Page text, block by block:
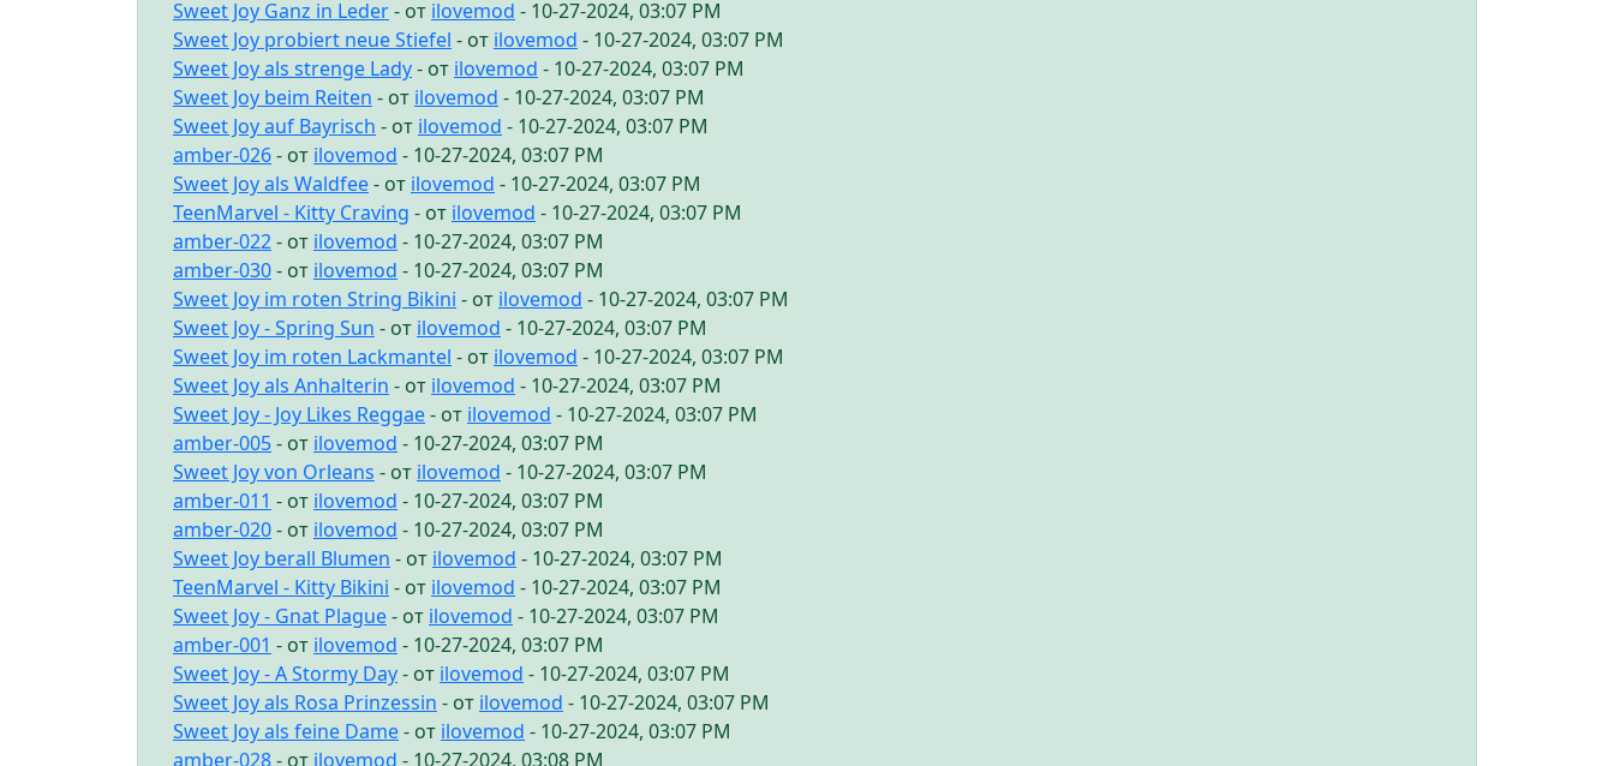
Sweet Joy Ganz in Leder- от ilovemod - 10-27-2024, 03:07 PM
Sweet Joy probiert neue Stiefel - от ilovemod - 10-27-2024, 03:07 PM
Sweet Joy als strenge Lady- от ilovemod - 10-27-2024, 03:07 PM
Sweet Joy beim Reiten - от ilovemod - 10-27-2024, 03:07 PM
Sweet Joy auf Bayrisch - от ilovemod - 10-27-2024, 03:07 PM
amber-026- от ilovemod - 10-27-2024, 03:07 PM
Sweet Joy als Waldfee- от ilovemod - 10-27-2024, 03:07 PM
TeenMarvel - Kitty Craving - от ilovemod - 10-27-2024, 03:07 PM
amber-022- от ilovemod - 10-27-2024, 03:07 PM
amber-030- от ilovemod - 10-27-2024, 03:07 PM
Sweet Joy im roten String Bikini - от ilovemod - 10-27-2024, 03:07 PM
Sweet Joy - Spring Sun - от ilovemod - 10-27-2024, 03:07 PM
Sweet Joy im roten Lackmantel - от ilovemod - 10-27-2024, 03:07 PM
Sweet Joy als Anhalterin - от ilovemod - 10-27-2024, 03:07 PM
Sweet Joy - Joy Likes Reggae- от ilovemod - 10-27-2024, 03:07 PM
amber-005- от ilovemod - 10-27-2024, 03:07 PM
Sweet Joy von Orleans - от ilovemod - 10-27-2024, 03:07 PM
amber-011 - от ilovemod - 10-27-2024, 03:07 PM
amber-020- от ilovemod - 10-27-2024, 03:07 PM
Sweet Joy berall Blumen - от ilovemod - 10-27-2024, 03:07 PM
TeenMarvel - Kitty Bikini - от ilovemod - 10-27-2024, 03:07 PM
Sweet Joy - Gnat Plague- от ilovemod - 10-27-2024, 03:07 PM
amber-001 - от ilovemod - 10-27-2024, 03:07 PM
Sweet Joy - A Stormy Day- от ilovemod - 10-27-2024, 03:07 PM
Sweet Joy als Rosa Prinzessin - от ilovemod - 10-27-2024, 03:07 PM
Sweet Joy als feine Dame- от ilovemod - 10-27-2024, 03:07 PM
amber-028- от ilovemod - 10-27-2024, 03:08 PM